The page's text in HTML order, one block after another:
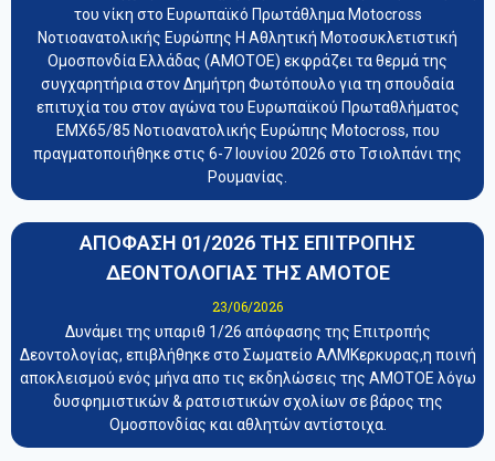
του νίκη στο Ευρωπαϊκό Πρωτάθλημα Motocross
Νοτιοανατολικής Ευρώπης Η Αθλητική Μοτοσυκλετιστική
Ομοσπονδία Ελλάδας (ΑΜΟΤΟΕ) εκφράζει τα θερμά της
συγχαρητήρια στον Δημήτρη Φωτόπουλο για τη σπουδαία
επιτυχία του στον αγώνα του Ευρωπαϊκού Πρωταθλήματος
EMX65/85 Νοτιοανατολικής Ευρώπης Motocross, που
πραγματοποιήθηκε στις 6-7 Ιουνίου 2026 στο Τσιολπάνι της
Ρουμανίας.
ΑΠΟΦΑΣΗ 01/2026 ΤΗΣ ΕΠΙΤΡΟΠΗΣ
ΔΕΟΝΤΟΛΟΓΙΑΣ ΤΗΣ ΑΜΟΤΟΕ
23/06/2026
Δυνάμει της υπαριθ 1/26 απόφασης της Επιτροπής
Δεοντολογίας, επιβλήθηκε στο Σωματείο ΑΛΜΚερκυρας,η ποινή
αποκλεισμού ενός μήνα απο τις εκδηλώσεις της ΑΜΟΤΟΕ λόγω
δυσφημιστικών & ρατσιστικών σχολίων σε βάρος της
Ομοσπονδίας και αθλητών αντίστοιχα.